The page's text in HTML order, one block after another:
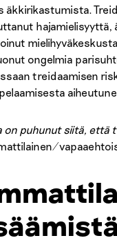
äkkirikastumista.
hajamielisyyttä,
ongelmia
treidaamisen
on puhunut siitä, että